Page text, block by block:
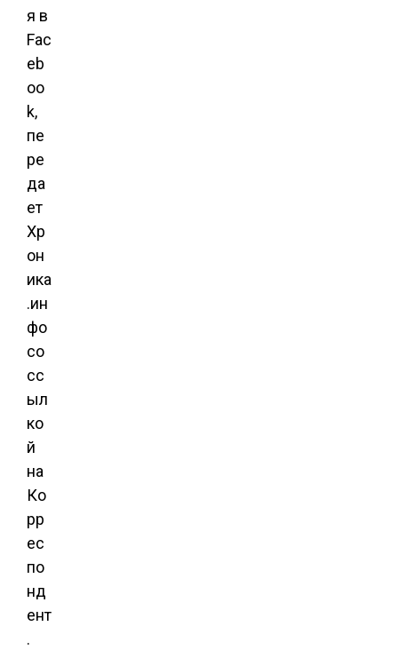
я в
Fac
eb
oo
k,
пе
ре
да
ет
Хр
он
ика
.ин
фо
со
сс
ыл
ко
й
на
Ко
рр
ес
по
нд
ент
.